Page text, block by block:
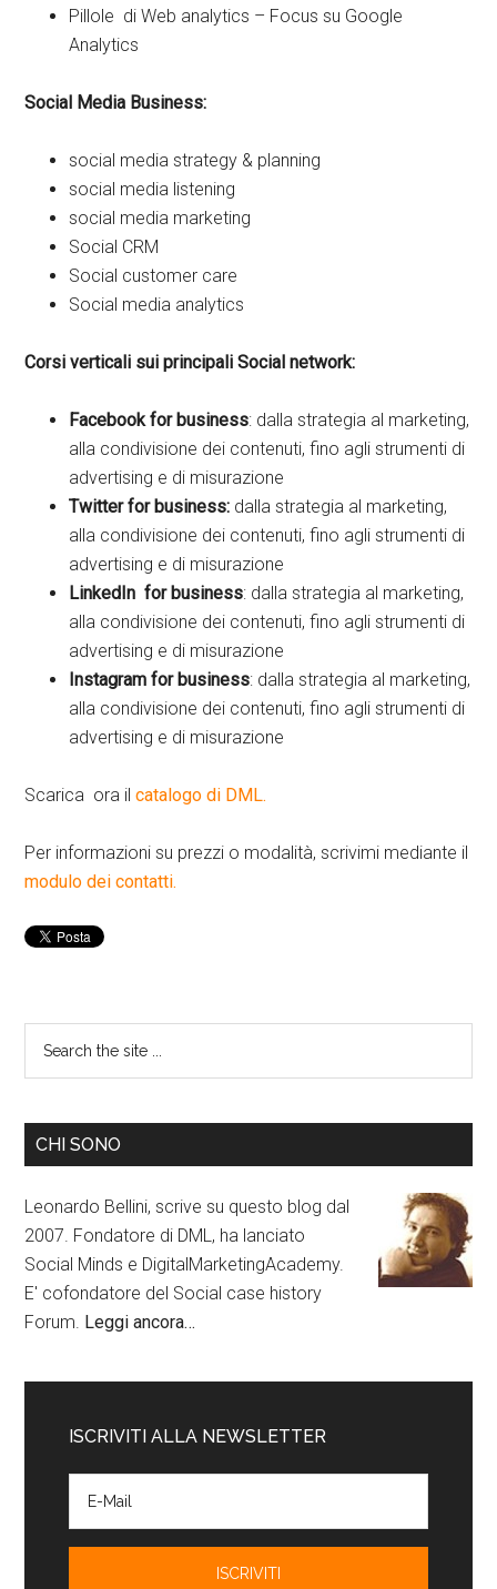
Pillole di Web analytics – Focus su Google
Analytics
Social Media Business:
social media strategy & planning
social media listening
social media marketing
Social CRM
Social customer care
Social media analytics
Corsi verticali sui principali Social network:
Facebook for business: dalla strategia al marketing,
alla condivisione dei contenuti, fino agli strumenti di
advertising e di misurazione
Twitter for business: dalla strategia al marketing,
alla condivisione dei contenuti, fino agli strumenti di
advertising e di misurazione
LinkedIn for business: dalla strategia al marketing,
alla condivisione dei contenuti, fino agli strumenti di
advertising e di misurazione
Instagram for business: dalla strategia al marketing,
alla condivisione dei contenuti, fino agli strumenti di
advertising e di misurazione
Scarica ora ilcatalogo di DML.
Per informazioni su prezzi o modalità, scrivimi mediante il
modulo dei contatti.
CHI SONO
Leonardo Bellini, scrive su questo blog dal
2007. Fondatore di DML, ha lanciato
Social Minds e DigitalMarketingAcademy.
E' cofondatore del Social case history
Forum. Leggi ancora…
ISCRIVITI ALLA NEWSLETTER